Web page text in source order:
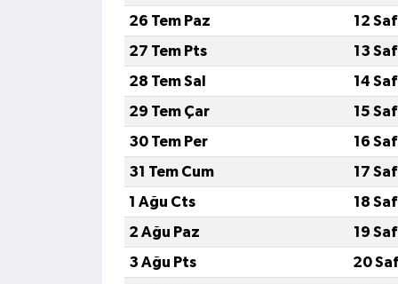
26 Tem Paz
12
27 Tem Pts
13
28 Tem Sal
14
29 Tem Çar
15
30 Tem Per
16
31 Tem Cum
17
1 Ağu Cts
18
2 Ağu Paz
19
3 Ağu Pts
20